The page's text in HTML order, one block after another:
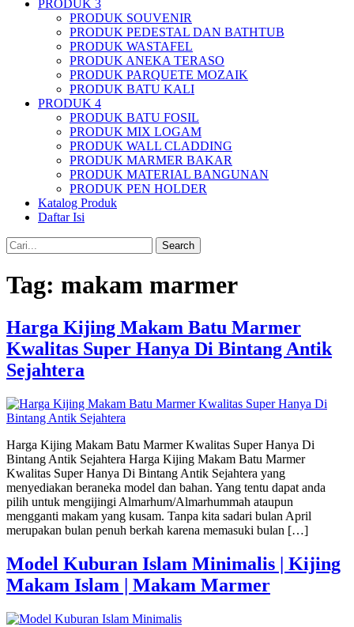
PRODUK 3
PRODUK SOUVENIR
PRODUK PEDESTAL DAN BATHTUB
PRODUK WASTAFEL
PRODUK ANEKA TERASO
PRODUK PARQUETE MOZAIK
PRODUK BATU KALI
PRODUK 4
PRODUK BATU FOSIL
PRODUK MIX LOGAM
PRODUK WALL CLADDING
PRODUK MARMER BAKAR
PRODUK MATERIAL BANGUNAN
PRODUK PEN HOLDER
Katalog Produk
Daftar Isi
Search
Tag: makam marmer
Harga Kijing Makam Batu Marmer
Kwalitas Super Hanya Di Bintang Antik
Sejahtera
Harga Kijing Makam Batu Marmer Kwalitas Super Hanya Di
Bintang Antik Sejahtera Harga Kijing Makam Batu Marmer
Kwalitas Super Hanya Di Bintang Antik Sejahtera yang
menyediakan beraneka model dan bahan. Yang tentu dapat anda
pilih untuk mengijingi Almarhum/Almarhummah ataupun
mengganti makam yang kusam. Tanpa kita sadari bulan April
merupakan bulan penuh berkah karena memasuki bulan […]
Model Kuburan Islam Minimalis | Kijing
Makam Islam | Makam Marmer